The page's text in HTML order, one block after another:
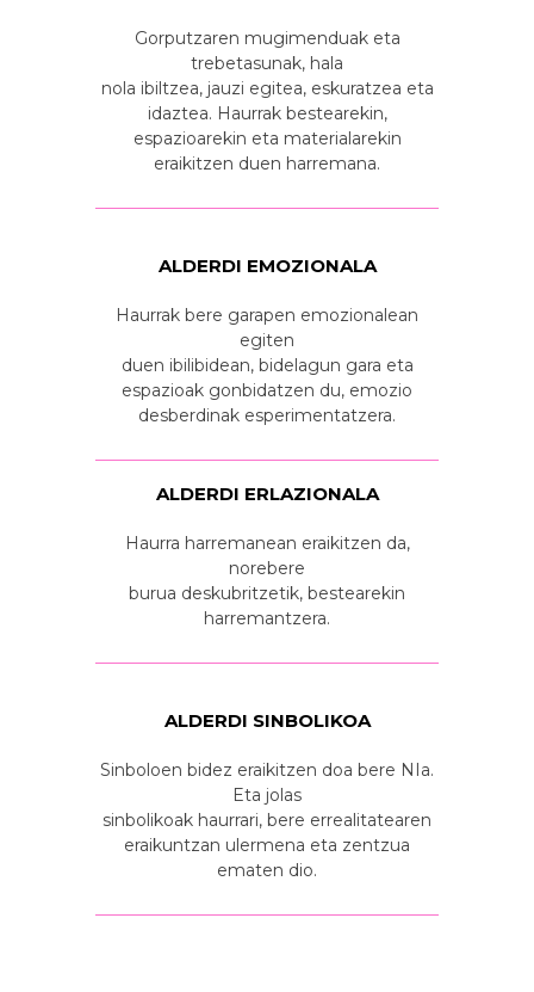
Gorputzaren mugimenduak eta
trebetasunak, hala
nola ibiltzea, jauzi egitea, eskuratzea eta
idaztea. Haurrak bestearekin,
espazioarekin eta materialarekin
eraikitzen duen harremana.
ALDERDI EMOZIONALA
Haurrak bere garapen emozionalean
egiten
duen ibilibidean, bidelagun gara eta
espazioak gonbidatzen du, emozio
desberdinak esperimentatzera.
ALDERDI ERLAZIONALA
Haurra harremanean eraikitzen da,
norebere
burua deskubritzetik, bestearekin
harremantzera.
ALDERDI SINBOLIKOA
Sinboloen bidez eraikitzen doa bere NIa.
Eta jolas
sinbolikoak haurrari, bere errealitatearen
eraikuntzan ulermena eta zentzua
ematen dio.